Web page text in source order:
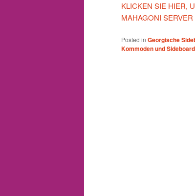
KLICKEN SIE HIER,
MAHAGONI
Posted in Georgische
Kommoden und